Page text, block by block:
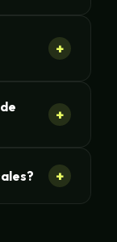
+
+
+